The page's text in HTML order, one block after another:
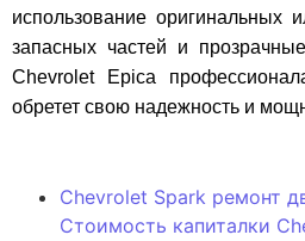
использование оригинальных
запасных частей и
Chevrolet Epica
обретет свою надежность и
Chevrolet Spark ремонт
Стоимость капиталки